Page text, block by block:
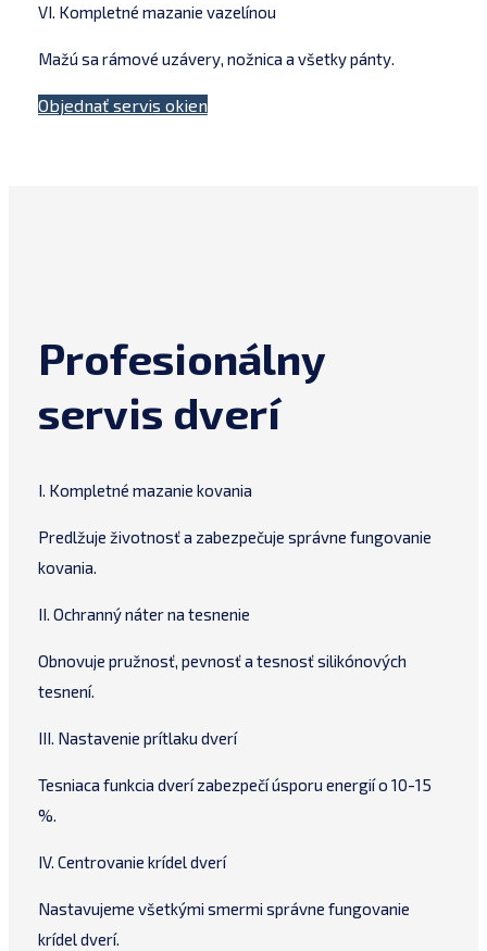
VI. Kompletné mazanie vazelínou
Mažú sa rámové uzávery, nožnica a všetky pánty.
Objednať servis okien
Profesionálny
servis dverí
I. Kompletné mazanie kovania
Predlžuje životnosť a zabezpečuje správne fungovanie
kovania.
II. Ochranný náter na tesnenie
Obnovuje pružnosť, pevnosť a tesnosť silikónových
tesnení.
III. Nastavenie prítlaku dverí
Tesniaca funkcia dverí zabezpečí úsporu energií o 10-15
%.
IV. Centrovanie krídel dverí
Nastavujeme všetkými smermi správne fungovanie
krídel dverí.